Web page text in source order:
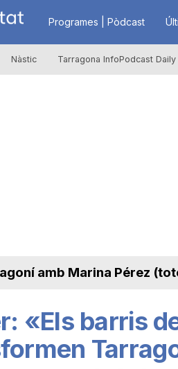
R
à
Programes | Pòdcast
Nàstic Tarragona InfoPodcast Daily
amb Marina Pérez
«Els barris